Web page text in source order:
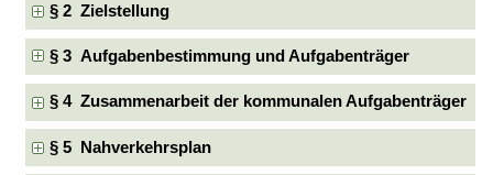
§ 2 Zielstellung
§ 3 Aufgabenbestimmung und Aufgabenträger
§ 4 Zusammenarbeit der kommunalen Aufgabenträger
§ 5 Nahverkehrsplan